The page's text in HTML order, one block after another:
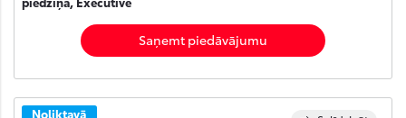
Saņemt piedāvājumu
Noliktavā